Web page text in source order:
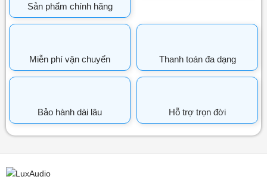
Sản phẩm chính hãng
Miễn phí vận chuyển Thanh toán đa dạng
Bảo hành dài lâu Hỗ trợ trọn đời